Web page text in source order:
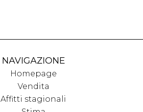
NAVIGAZIONE
Homepage
Vendita
Affitti stagionali